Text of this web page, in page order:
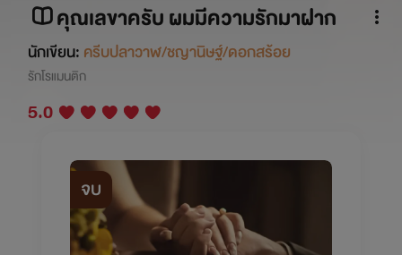
คุณเลขาครับ ผมมีความรักมาฝาก
นักเขียน: ครีบปลาวาฬ/ชญานิษฐ์/ดอกสร้อย
รักโรแมนติก
5.0
จบ